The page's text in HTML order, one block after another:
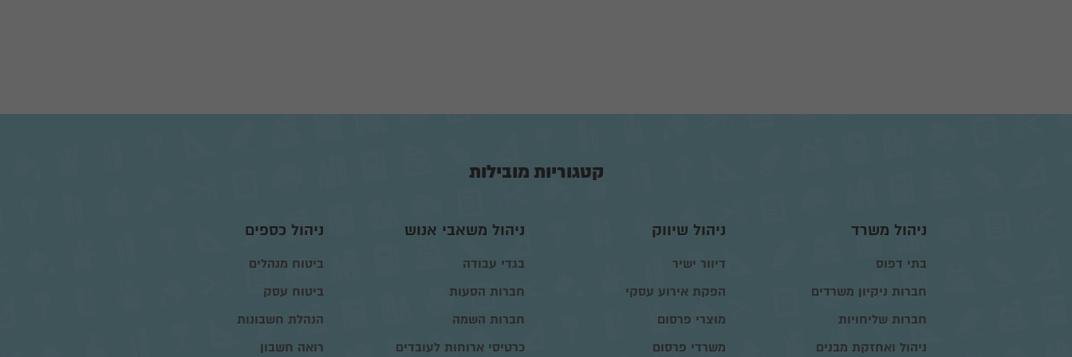
קטגוריות מובילות
ניהול משרד
בתי דפוס
חברות ניקיון משרדים
חברות שליחויות
ניהול ואחזקת מבנים
ניהול שיווק
דיוור ישיר
הפקת אירוע עסקי
מוצרי פרסום
משרדי פרסום
ניהול משאבי אנוש
בגדי עבודה
חברות הסעות
חברות השמה
כרטיסי ארוחות לעובדים
ניהול כספים
ביטוח מנהלים
ביטוח עסק
הנהלת חשבונות
רואה חשבון